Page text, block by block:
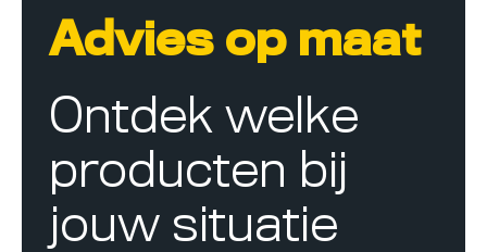
Advies op maat
Ontdek welke
producten bij
jouw situatie